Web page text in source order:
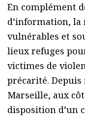
En complément
d’information,
vulnérables et
lieux refuges
victimes de
précarité. Depuis
Marseille, aux
disposition d’un